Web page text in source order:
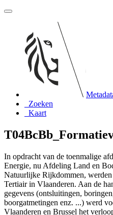
Zoeken
Kaart
In opdracht van de toenmalige
Energie, nu Afdeling Land en
Natuurlijke Rijkdommen, werden
Tertiair in Vlaanderen. Aan de
gegevens (ontsluitingen,
boorgatmetingen enz. ...) werd
Vlaanderen en Brussel het